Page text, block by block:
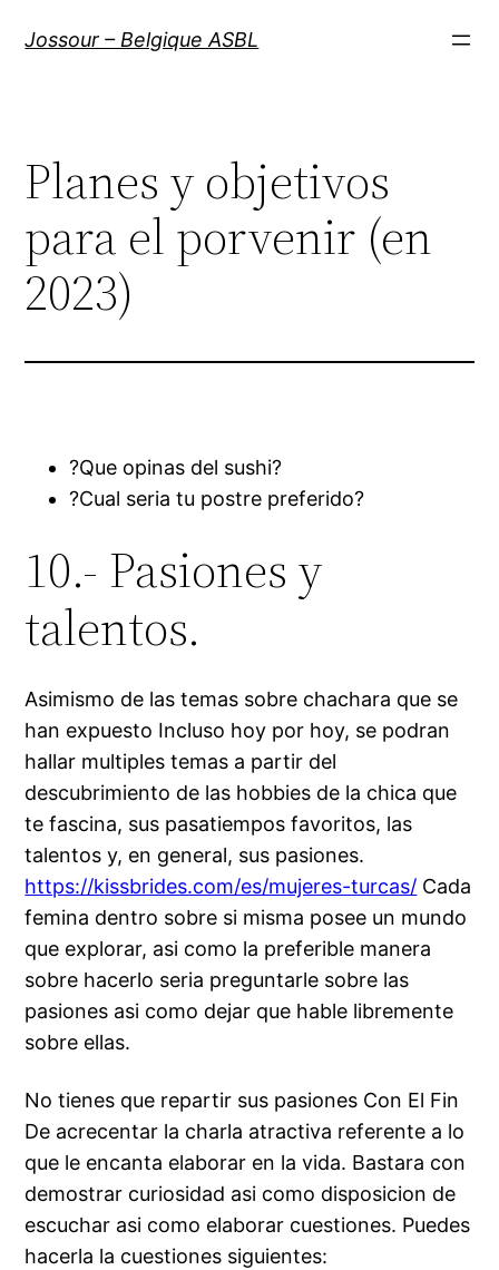
Jossour – Belgique ASBL
Planes y objetivos
para el porvenir (en
2023)
?Que opinas del sushi?
?Cual seri­a tu postre preferido?
10.- Pasiones y
talentos.
Asimismo de las temas sobre chachara que se
han expuesto Incluso hoy por hoy, se podran
hallar multiples temas a partir del
descubrimiento de las hobbies de la chica que
te fascina, sus pasatiempos favoritos, las
talentos y, en general, sus pasiones.
https://kissbrides.com/es/mujeres-turcas/ Cada
femina dentro sobre si misma posee un mundo
que explorar, asi­ como la preferible manera
sobre hacerlo seri­a preguntarle sobre las
pasiones asi­ como dejar que hable libremente
sobre ellas.
No tienes que repartir sus pasiones Con El Fin
De acrecentar la charla atractiva referente a lo
que le encanta elaborar en la vida. Bastara con
demostrar curiosidad asi­ como disposicion de
escuchar asi­ como elaborar cuestiones. Puedes
hacerla la cuestiones siguientes: